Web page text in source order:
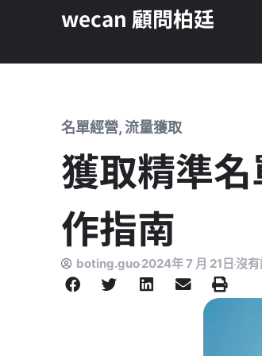
wecan 顧問柏廷
名單經營,流量獲取
獲取精準
作指南
boting.guo2024年 7 月 21日沒